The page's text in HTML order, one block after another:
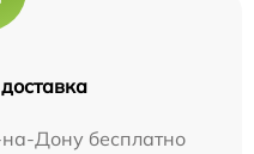
Дону бесплатно